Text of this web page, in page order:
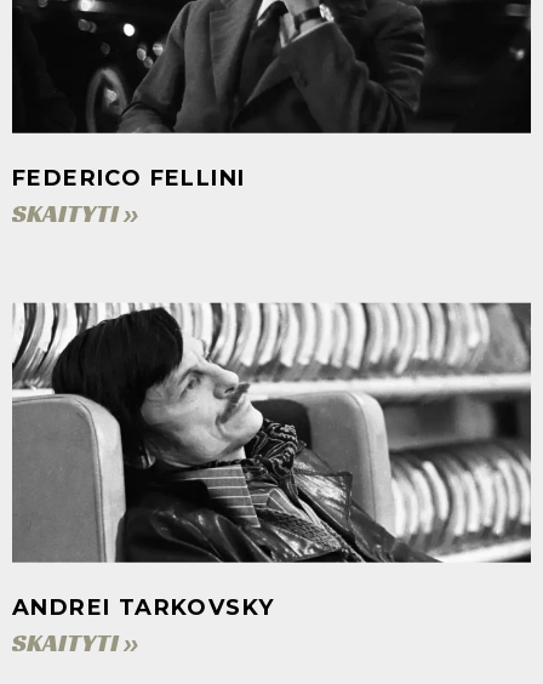
FEDERICO FELLINI
SKAITYTI »
ANDREI TARKOVSKY
SKAITYTI »